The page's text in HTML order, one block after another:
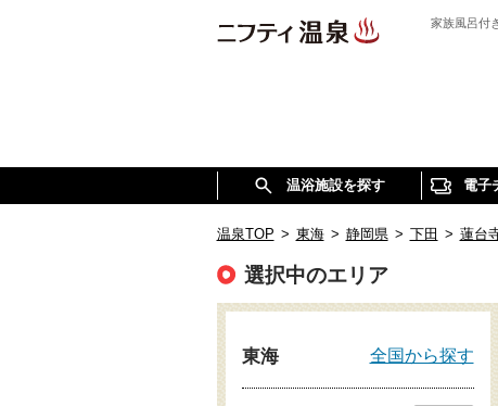
家族風呂付
温浴施設を探す 電子
温泉TOP > 東海 > 静岡県 > 下田 > 蓮台
選択中のエリア
東海 全国から探す